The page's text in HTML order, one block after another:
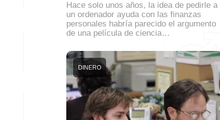
Hace solo unos años, la idea de pedirle a
un ordenador ayuda con las finanzas
personales habría parecido el argumento
de una película de ciencia…
DINERO